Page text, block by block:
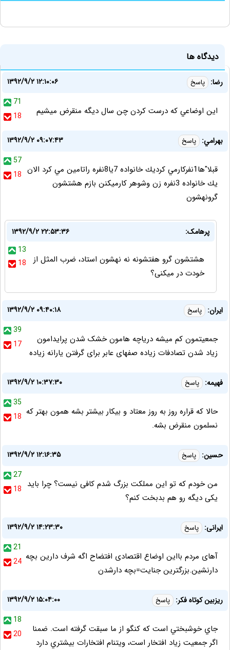
دیدگاه ها
رضا: پاسخ
۱۳۹۲/۹/۲ ۱۲:۱۰:۰۶
71
18
اين اوضاعي كه درست كردن چن سال ديگه منقرض ميشيم
بهرامي: پاسخ
۱۳۹۲/۹/۲ ۰۹:۰۷:۴۳
57
18 قبلا"ها1نفركارمي كرديك خانواده 7يا8نفره راتامين مي كرد الان
يك خانواده 3نفره زن وشوهر كارميكنن بازم هشتشون
گرونهشون
پرهامک:
۱۳۹۲/۹/۲ ۲۲:۵۳:۳۶
13
18
هشتشون گرو هفتشونه نه نهشون استاد، ضرب المثل از
خودت در میکنی؟
ایران: پاسخ
۱۳۹۲/۹/۲ ۰۹:۴۰:۱۸
39
17
جمعیتمون کم میشه دریاچه هامون خشک شدن پرایدامون
زیاد شدن تصادفات زیاده صفهای عابر برای گرفتن یارانه زیاده
فهیمه: پاسخ
۱۳۹۲/۹/۲ ۱۰:۳۷:۳۰
35
18 حالا که قراره روز به روز معتاد و بیکار بیشتر بشه همون بهتر که
نسلمون منقرض بشه.
حسین: پاسخ
۱۳۹۲/۹/۲ ۱۲:۱۶:۳۵
27
18 من خودم که تو این مملکت بزرگ شدم کافی نیست؟ چرا باید
یکی دیگه رو هم بدبخت کنم؟
ایرانی: پاسخ
۱۳۹۲/۹/۲ ۱۴:۲۳:۳۰
21
24 آهای مردم بااین اوضاع اقتصادی افتضاح اگه شرف دارین بچه
دارنشین.بزرگترین جنایت=بچه دارشدن
ريزبين کوتاه فکر: پاسخ
۱۳۹۲/۹/۲ ۱۵:۰۴:۰۰
18
20
جاي خوشبختي است که کنگو از ما سبقت گرفته است. ضمنا
اگر جمعيت زياد افتخار است، ويتنام افتخارات بيشتري دارد